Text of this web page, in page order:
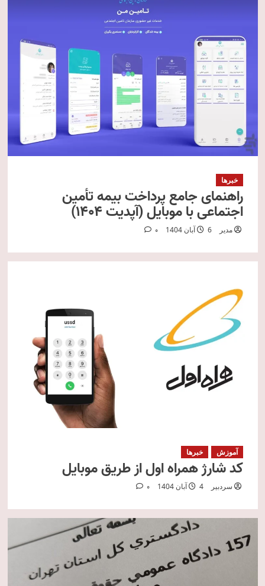
خبرها
راهنمای جامع پرداخت بیمه تأمین
اجتماعی با موبایل (آپدیت ۱۴۰۴)
مدیر 6 آبان 1404 0
آموزش خبرها
کد شارژ همراه اول از طریق موبایل
سردبیر 4 آبان 1404 0